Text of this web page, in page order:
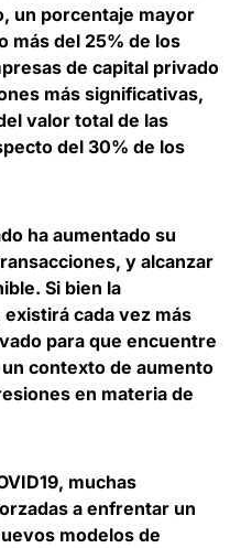
un porcentaje mayor
más del 25% de los
de capital privado
más significativas,
valor total de las
del 30% de los
ha aumentado su
y alcanzar
Si bien la
cada vez más
para que encuentre
contexto de aumento
en materia de
muchas
a enfrentar un
modelos de